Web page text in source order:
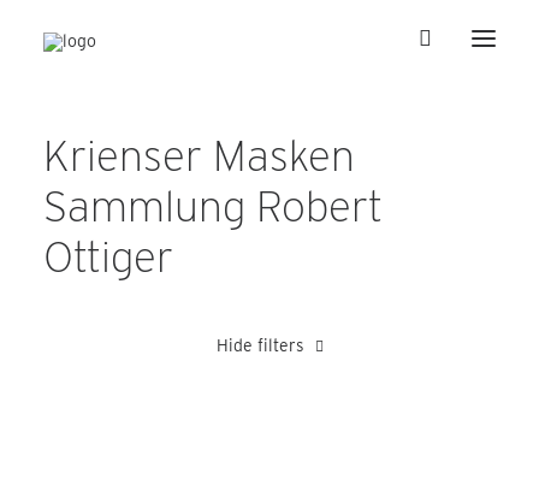
Krienser Masken
Sammlung Robert
Ottiger
Hide filters